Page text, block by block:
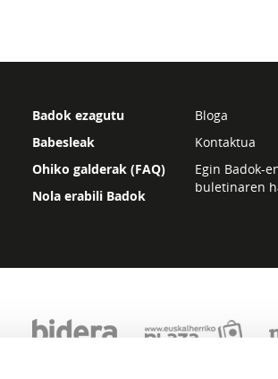
Badok ezagutu
Babesleak
Ohiko galderak (FAQ)
Nola erabili Badok
Bloga
Kontaktua
Egin Badok-
buletinaren